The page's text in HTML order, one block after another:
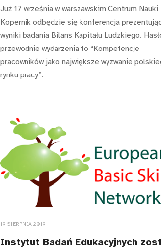
Już 17 września w warszawskim Centrum Nauki
Kopernik odbędzie się konferencja
wyniki badania Bilans Kapitału Ludzkiego.
przewodnie wydarzenia to “Kompetencje
pracowników jako największe wyzwanie
rynku pracy”.
19 SIERPNIA 2019
Instytut Badań Edukacyjnych